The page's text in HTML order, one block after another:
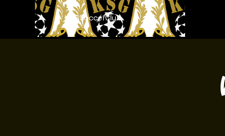
KSGSoccerClub